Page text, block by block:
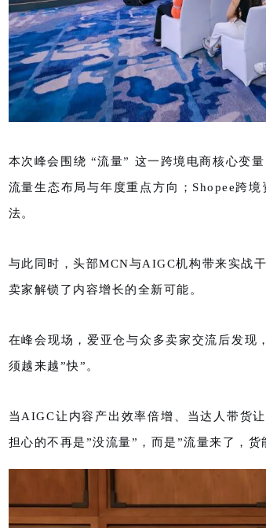
本次峰会围绕 “流量” 这一跨境电商核心变
流量生态布局与年度重点方向；Shopee跨
法。
与此同时，头部MCN与AIGC机构带来实战
卖家解锁了内容增长的全新可能。
在峰会现场，爱亚仓与众多卖家交流后发现
须越来越”快”。
当AIGC让内容产出效率倍增、当达人带货
担心的不再是”没流量”，而是”流量来了，货